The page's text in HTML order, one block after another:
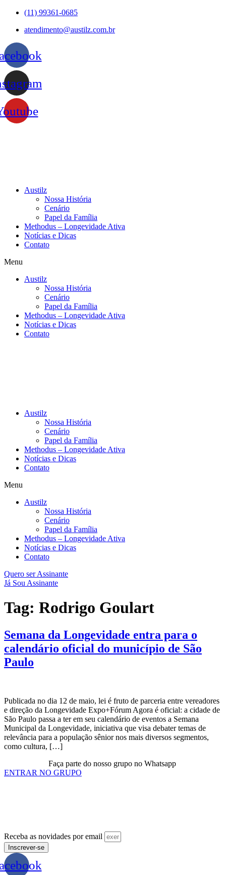
(11) 99361-0685
atendimento@austilz.com.br
Austilz
Nossa História
Cenário
Papel da Família
Methodus – Longevidade Ativa
Notícias e Dicas
Contato
Menu
Austilz
Nossa História
Cenário
Papel da Família
Methodus – Longevidade Ativa
Notícias e Dicas
Contato
Austilz
Nossa História
Cenário
Papel da Família
Methodus – Longevidade Ativa
Notícias e Dicas
Contato
Menu
Austilz
Nossa História
Cenário
Papel da Família
Methodus – Longevidade Ativa
Notícias e Dicas
Contato
Quero ser Assinante
Já Sou Assinante
Tag: Rodrigo Goulart
Semana da Longevidade entra para o
calendário oficial do município de São
Paulo
Publicada no dia 12 de maio, lei é fruto de parceria entre vereadores
e direção da Longevidade Expo+Fórum Agora é oficial: a cidade de
São Paulo passa a ter em seu calendário de eventos a Semana
Municipal da Longevidade, iniciativa que visa debater temas de
relevância para a população sênior nos mais diversos segmentos,
como cultura, […]
Faça parte do nosso grupo no Whatsapp
ENTRAR NO GRUPO
Receba as novidades por email
Inscrever-se